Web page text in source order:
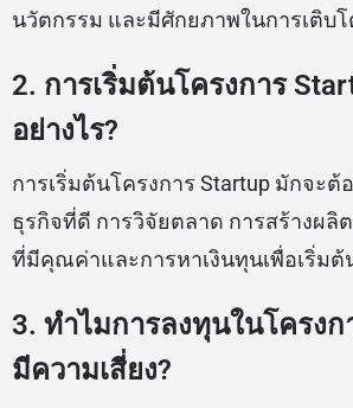
นวัตกรรม และมีศักยภาพในการเติบโ
2. การเริ่มต้นโครงการ
อย่างไร?
การเริ่มต้นโครงการ Startup มักจะต้
ธุรกิจที่ดี การวิจัยตลาด การสร้างผ
ที่มีคุณค่าและการหาเงินทุนเพื่อเริ่มต้
3. ทำไมการลงทุนในโครงก
มีความเสี่ยง?